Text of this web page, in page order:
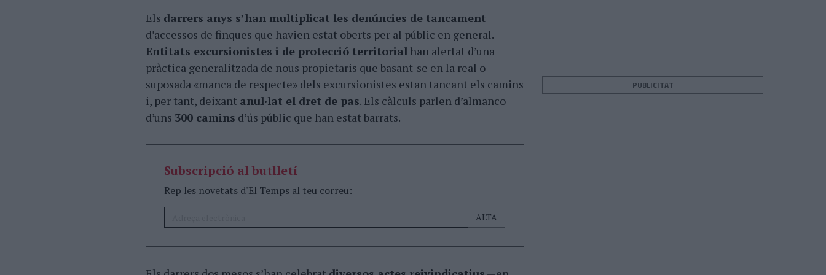
Els darrers anys s’han multiplicat les denúncies de tancament
d’accessos de finques que havien estat oberts per al públic en general.
Entitats excursionistes i de protecció territorial han alertat d’una
pràctica generalitzada de nous propietaris que basant-se en la real o
suposada «manca de respecte» dels excursionistes estan tancant els camins
i, per tant, deixant anul·lat el dret de pas. Els càlculs parlen d’almanco
d’uns 300 camins d’ús públic que han estat barrats.
Subscripció al butlletí
Rep les novetats d'El Temps al teu correu:
PUBLICITAT